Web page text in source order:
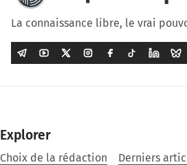
La connaissance libre, le vrai
Explorer
Choix de la rédaction Derniers